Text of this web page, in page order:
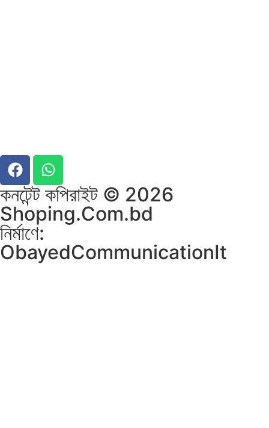
কনটেন্ট কপিরাইট © 2026
Shoping.Com.bd
নির্মাণে:
ObayedCommunicationIt